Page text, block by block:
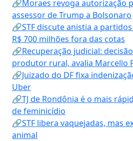
🔗Moraes revoga autorização
assessor de Trump a Bolsonaro
🔗STF discute anistia a
R$ 700 milhões fora das cotas
🔗Recuperação judicial:
produtor rural, avalia Marcello
🔗Juizado do DF fixa
Uber
🔗TJ de Rondônia é o mais
de feminicídio
🔗STF libera vaquejadas, mas
animal